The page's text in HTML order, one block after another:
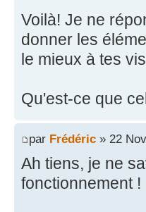
Voilà! Je ne
donner les
le mieux à tes
Qu'est-ce que
par Frédéric » 22
Ah tiens, je ne
fonctionnement !